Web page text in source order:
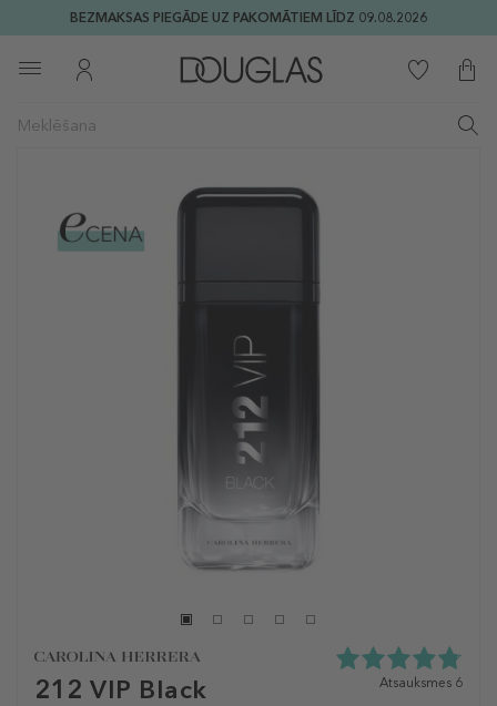
BEZMAKSAS PIEGĀDE UZ PAKOMĀTIEM LĪDZ 09.08.2026
212 VIP Black
4.8
Atsauksmes 6